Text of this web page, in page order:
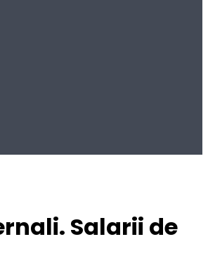
Salarii de